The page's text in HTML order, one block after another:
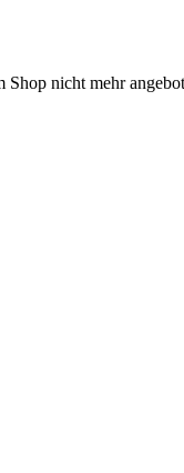
nicht mehr